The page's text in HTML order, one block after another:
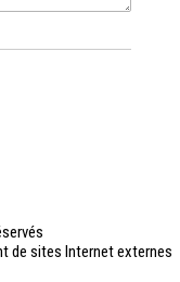
de sites Internet externes